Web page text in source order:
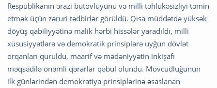
Respublikanın ərazi bütövlüyünü və milli təhlükəsizliyi təmin
etmək üçün zəruri tədbirlər görüldü. Qısa müddətdə yüksək
döyüş qabiliyyətinə malik hərbi hissələr yaradıldı, milli
xüsusiyyətlərə və demokratik prinsiplərə uyğun dövlət
orqanları quruldu, maarif və mədəniyyətin inkişafı
məqsədilə önəmli qərarlar qəbul olundu. Mövcudluğunun
ilk günlərindən demokratiya prinsiplərinə əsaslanan